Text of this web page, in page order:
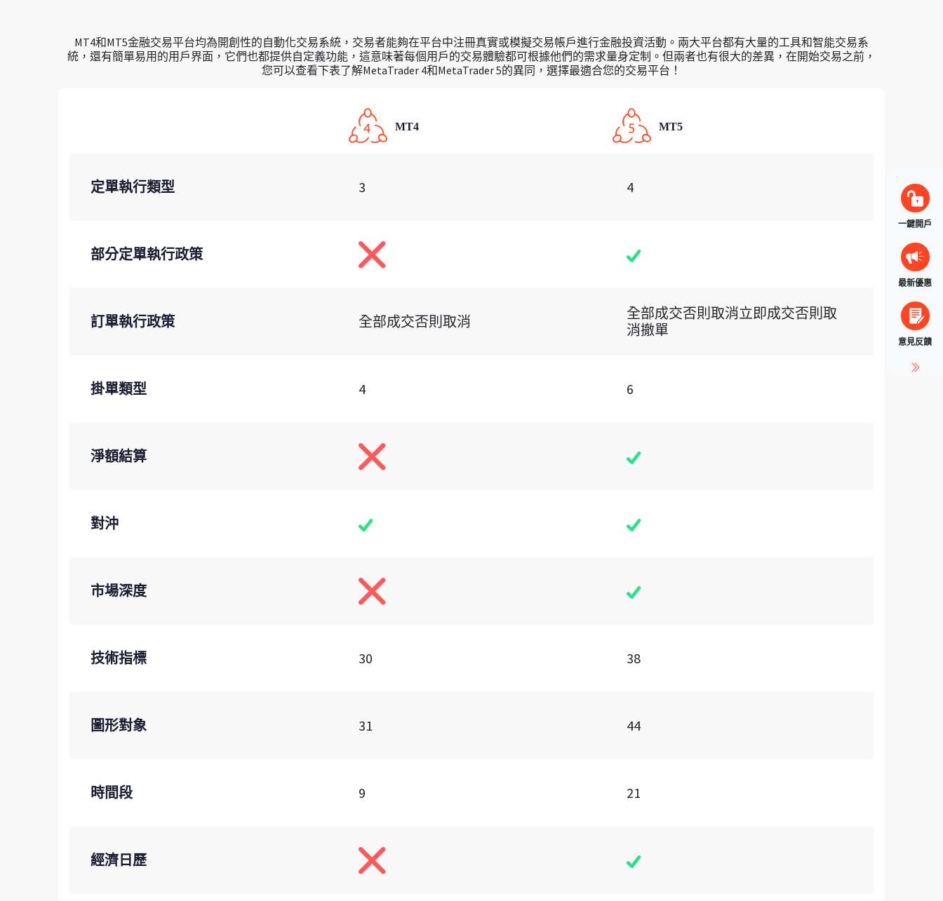
MT4和MT5金融交易平台均為開創性的自動化交易系統，交易者能夠在平台中注冊真實或模擬交易帳戶進行金融投資活動。兩大平台都有大量的工具和智能交易系
統，還有簡單易用的用戶界面，它們也都提供自定義功能，這意味著每個用戶的交易體驗都可根據他們的需求量身定制。但兩者也有很大的差異，在開始交易之前，
您可以查看下表了解MetaTrader 4和MetaTrader 5的異同，選擇最適合您的交易平台！
MT4 MT5
定單執行類型 3 4
部分定單執行政策
訂單執行政策 全部成交否則取消
全部成交否則取消立即成交否則取
消撤單
掛單類型 4 6
淨額結算
對沖
市場深度
技術指標 30 38
圖形對象 31 44
時間段 9 21
經濟日歷
一鍵開戶
最新優惠
意見反饋